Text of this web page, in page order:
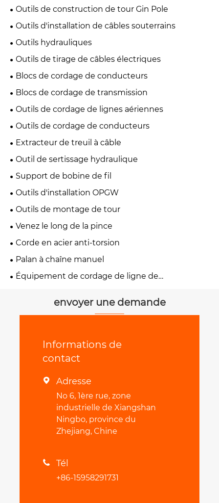
Outils de construction de tour Gin Pole
Outils d'installation de câbles souterrains
Outils hydrauliques
Outils de tirage de câbles électriques
Blocs de cordage de conducteurs
Blocs de cordage de transmission
Outils de cordage de lignes aériennes
Outils de cordage de conducteurs
Extracteur de treuil à câble
Outil de sertissage hydraulique
Support de bobine de fil
Outils d'installation OPGW
Outils de montage de tour
Venez le long de la pince
Corde en acier anti-torsion
Palan à chaîne manuel
Équipement de cordage de ligne de
envoyer une demande
Informations de
contact
 Adresse
No 6, 1ère rue, zone
industrielle de Xiangshan
Ningbo, province du
Zhejiang, Chine
 Tél
+86-15958291731